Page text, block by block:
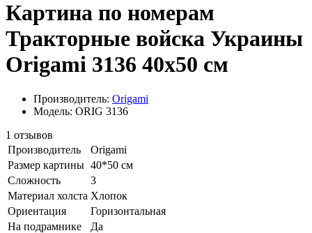
Картина по номерам
Тракторные войска Украины
Origami 3136 40x50 см
Производитель: Origami
Модель: ORIG 3136
1 отзывов
Производитель
Origami
Размер картины 40*50 см
Сложность
3
Материал холста Хлопок
Ориентация
Горизонтальная
На подрамнике
Да